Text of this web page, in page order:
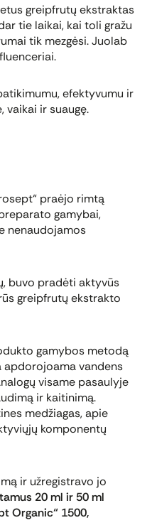
greipfrutų ekstraktas
tie laikai, kai toli gražu
tik mezgėsi. Juolab
.
efektyvumu ir
vaikai ir suaugę.
praėjo rimtą
gamybai,
nenaudojamos
buvo pradėti aktyvūs
greipfrutų ekstrakto
gamybos metodą
apdorojoama vandens
visame pasaulyje
ir kaitinimą.
medžiagas, apie
komponentų
ir užregistravo jo
20 ml ir 50 ml
Organic“ 1500,